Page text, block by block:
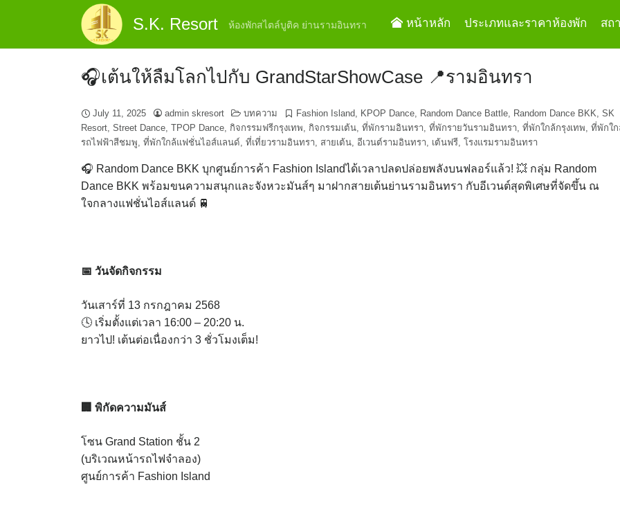
S.K. Resort ห้องพักสไตล์บูติค ย่านรามอินทรา หน้าหลัก ประเภทและราคาห้องพัก สถ
🎧เต้นให้ลืมโลกไปกับ GrandStarShowCase 📍รามอินทรา
July 11, 2025 admin skresort บทความ Fashion Island, KPOP Dance, Random Dance Battle, Random Dance BKK, SK
Resort, Street Dance, TPOP Dance, กิจกรรมฟรีกรุงเทพ, กิจกรรมเต้น, ที่พักรามอินทรา, ที่พักรายวันรามอินทรา, ที่พักใกล้กรุงเทพ, ที่พักใ
รถไฟฟ้าสีชมพู, ที่พักใกล้แฟชั่นไอส์แลนด์, ที่เที่ยวรามอินทรา, สายเต้น, อีเวนต์รามอินทรา, เต้นฟรี, โรงแรมรามอินทรา
🎧 Random Dance BKK บุกศูนย์การค้า Fashion Islandได้เวลาปลดปล่อยพลังบนฟลอร์แล้ว! 💥 กลุ่ม Random
Dance BKK พร้อมขนความสนุกและจังหวะมันส์ๆ มาฝากสายเต้นย่านรามอินทรา กับอีเวนต์สุดพิเศษที่จัดขึ้น ณ
ใจกลางแฟชั่นไอส์แลนด์ 🚆
📅 วันจัดกิจกรรม
วันเสาร์ที่ 13 กรกฎาคม 2568
🕓 เริ่มตั้งแต่เวลา 16:00 – 20:20 น.
ยาวไป! เต้นต่อเนื่องกว่า 3 ชั่วโมงเต็ม!
🏢 พิกัดความมันส์
โซน Grand Station ชั้น 2
(บริเวณหน้ารถไฟจำลอง)
ศูนย์การค้า Fashion Island